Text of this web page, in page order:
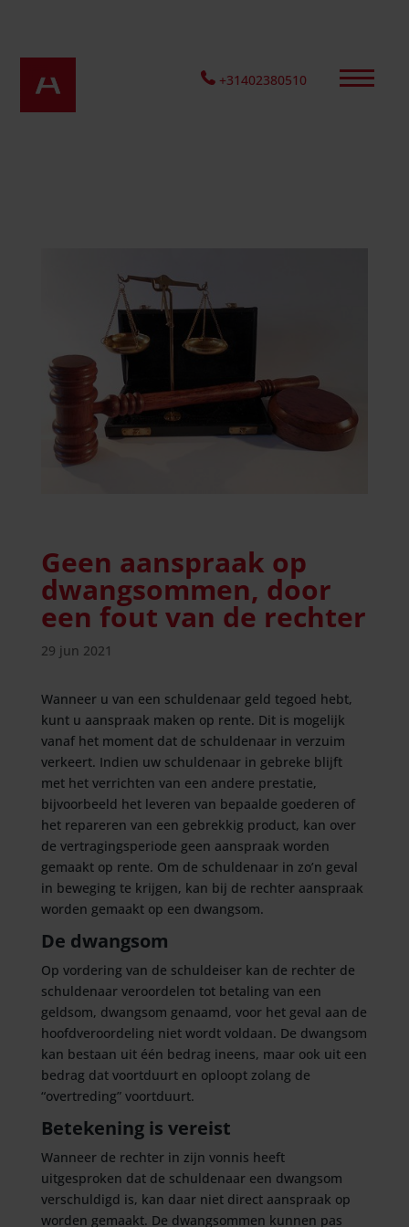
+31402380510
Geen aanspraak op
dwangsommen, door
een fout van de rechter
29 jun 2021
Wanneer u van een schuldenaar geld tegoed hebt,
kunt u aanspraak maken op rente. Dit is mogelijk
vanaf het moment dat de schuldenaar in verzuim
verkeert. Indien uw schuldenaar in gebreke blijft
met het verrichten van een andere prestatie,
bijvoorbeeld het leveren van bepaalde goederen of
het repareren van een gebrekkig product, kan over
de vertragingsperiode geen aanspraak worden
gemaakt op rente. Om de schuldenaar in zo’n geval
in beweging te krijgen, kan bij de rechter aanspraak
worden gemaakt op een dwangsom.
De dwangsom
Op vordering van de schuldeiser kan de rechter de
schuldenaar veroordelen tot betaling van een
geldsom, dwangsom genaamd, voor het geval aan de
hoofdveroordeling niet wordt voldaan. De dwangsom
kan bestaan uit één bedrag ineens, maar ook uit een
bedrag dat voortduurt en oploopt zolang de
“overtreding” voortduurt.
Betekening is vereist
Wanneer de rechter in zijn vonnis heeft
uitgesproken dat de schuldenaar een dwangsom
verschuldigd is, kan daar niet direct aanspraak op
worden gemaakt. De dwangsommen kunnen pas